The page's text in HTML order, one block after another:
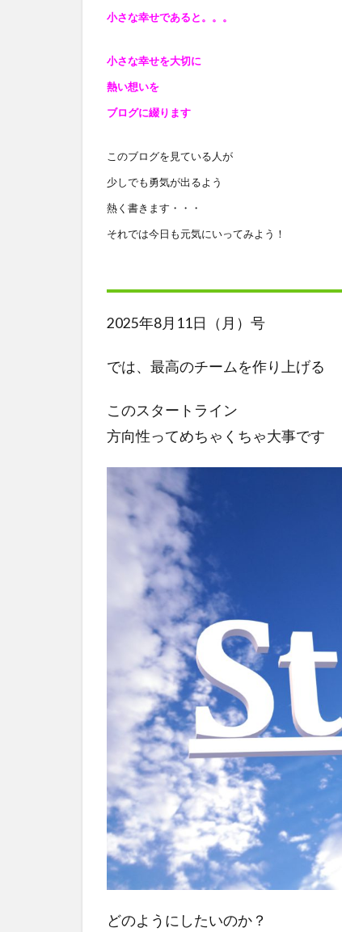
小さな幸せであると。。。
小さな幸せを大切に
熱い想いを
ブログに綴ります
このブログを見ている人が
少しでも勇気が出るよう
熱く書きます・・・
それでは今日も元気にいってみよう！
2025年8月11日（月）号
では、最高のチームを作り上げる
このスタートライン
方向性ってめちゃくちゃ大事です
どのようにしたいのか？